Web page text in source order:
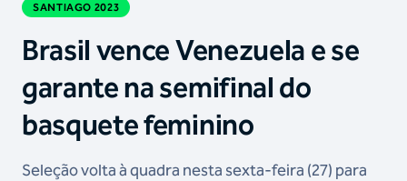
SANTIAGO 2023
Brasil vence Venezuela e se
garante na semifinal do
basquete feminino
Seleção volta à quadra nesta sexta-feira (27) para